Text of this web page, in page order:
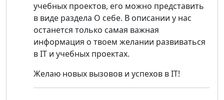
учебных проектов, его можно представить
в виде раздела О себе. В описании у нас
останется только самая важная
информация о твоем желании развиваться
в IT и учебных проектах.
Желаю новых вызовов и успехов в IT!